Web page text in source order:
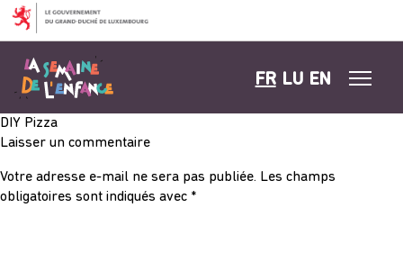
Aller au contenu
FR LU EN
DIY Pizza
Laisser un commentaire
Votre adresse e-mail ne sera pas publiée. Les champs
obligatoires sont indiqués avec *